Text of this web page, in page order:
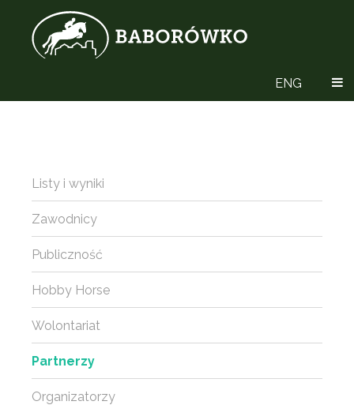
ENG
Listy i wyniki
Zawodnicy
Publiczność
Hobby Horse
Wolontariat
Partnerzy
Organizatorzy